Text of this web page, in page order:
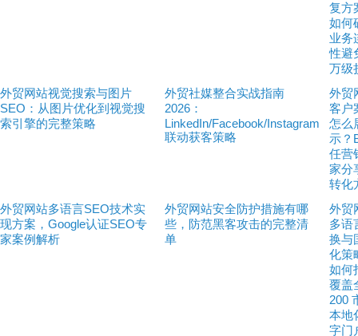
复方
如何
业务
性避
万级
外贸网站视觉搜索与图片
SEO：从图片优化到视觉搜
索引擎的完整策略
外贸社媒整合实战指南
2026：
LinkedIn/Facebook/Instagram
联动获客策略
外贸
客户
怎么
示？
任营
家分
转化
外贸网站多语言SEO技术实
现方案，Google认证SEO专
家案例解析
外贸网站安全防护措施有哪
些，防范黑客攻击的完整清
单
外贸
多语
换与
化策
如何
覆盖
200
本地
字门